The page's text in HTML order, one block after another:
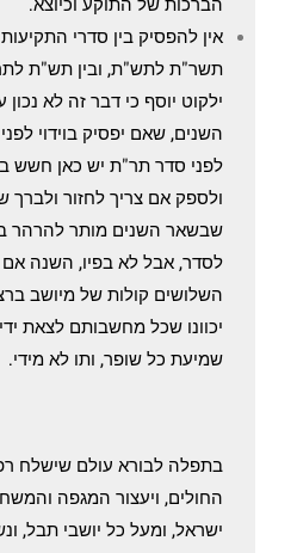
אין להפסיק בין סדרי התקיעות
תשר"ת לתש"ת, ובין תש"ת
ילקוט יוסף כי דבר זה לא
השנים, שאם יפסיק בוידוי
לפני סדר תר"ת יש כאן חשש
ולספק אם צריך לחזור ולברך
שבשאר השנים מותר להרהר
לסדר, אבל לא בפיו, השנה אם
השלושים קולות של מיושב
יכוונו שכל מחשבותם לצאת
שמיעת כל שופר, ותו לא מידי.
בתפלה לבורא עולם שישלח
החולים, ויעצור המגפה
ישראל, ומעל כל יושבי תבל,